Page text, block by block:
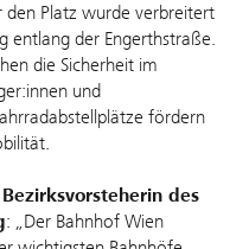
den Platz wurde verbreitert
entlang der Engerthstraße.
die Sicherheit im
und
fördern
des
: „Der Bahnhof Wien